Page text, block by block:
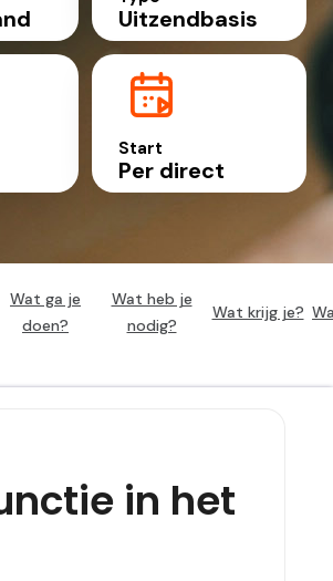
Uitzendbasis
Start
Per direct
Wat ga je
doen?
Wat heb je
nodig?
Wat krijg je?
in het